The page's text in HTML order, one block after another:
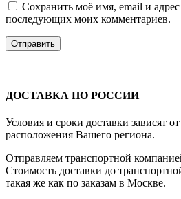
Сохранить моё имя, email и адрес
последующих моих комментариев.
ДОСТАВКА ПО РОССИИ
Условия и сроки доставки зависят
расположения Вашего региона.
Отправляем транспортной
Стоимость доставки до
такая же как по заказам в Москве.